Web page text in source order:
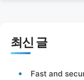
최신 글
Fast and